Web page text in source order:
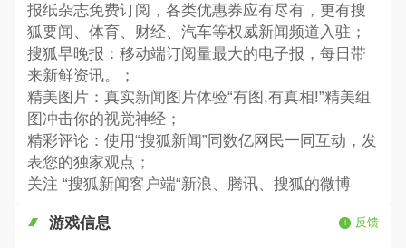
报纸杂志免费订阅，各类优惠券应有尽有，更有搜
狐要闻、体育、财经、汽车等权威新闻频道入驻；
搜狐早晚报：移动端订阅量最大的电子报，每日带
来新鲜资讯。；
精美图片：真实新闻图片体验“有图,有真相!”精美组
图冲击你的视觉神经；
精彩评论：使用“搜狐新闻”同数亿网民一同互动，发
表您的独家观点；
关注 “搜狐新闻客户端“新浪、腾讯、搜狐的微博
游戏信息 反馈